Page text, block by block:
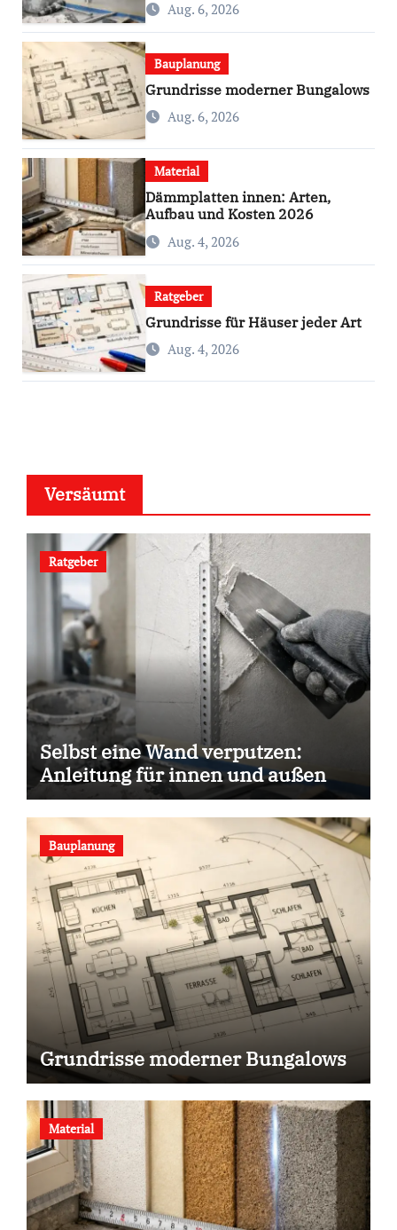
Aug. 6, 2026
Bauplanung
Grundrisse moderner Bungalows
Aug. 6, 2026
Material
Dämmplatten innen: Arten,
Aufbau und Kosten 2026
Aug. 4, 2026
Ratgeber
Grundrisse für Häuser jeder Art
Aug. 4, 2026
Versäumt
Ratgeber
Selbst eine Wand verputzen:
Anleitung für innen und außen
Bauplanung
Grundrisse moderner Bungalows
Material